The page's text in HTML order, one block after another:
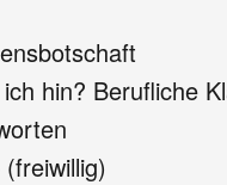
hin? Berufliche